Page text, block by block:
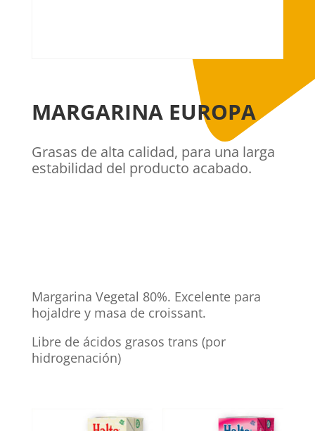
MARGARINA EUROPA
Grasas de alta calidad, para una larga
estabilidad del producto acabado.
Margarina Vegetal 80%. Excelente para
hojaldre y masa de croissant.
Libre de ácidos grasos trans (por
hidrogenación)